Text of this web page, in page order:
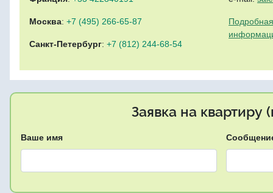
Москва: +7 (495) 266-65-87
Санкт-Петербург: +7 (812) 244-68-54
Заявка на квартиру
Ваше имя